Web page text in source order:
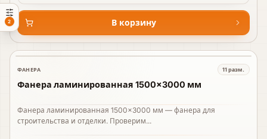
В корзину
В наличии
ФАНЕРА 11разм.
Фанера ламинированная 1500×3000 мм
Фанера ламинированная 1500×3000 мм — фанера для
строительства и отделки. Проверим...
2